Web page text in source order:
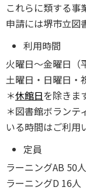
これらに類する事
申請には堺市⽴図
利用時間
⽕曜⽇〜⾦曜⽇（
⼟曜⽇‧⽇曜⽇‧
＊休館⽇を除きま
＊図書館ボランテ
いる時間はご利⽤
定員
ラーニングAB 50⼈
ラーニングD 16⼈